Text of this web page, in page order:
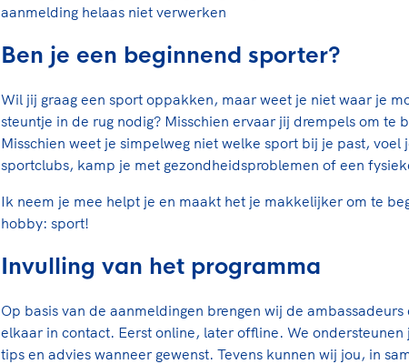
aanmelding helaas niet verwerken
Ben je een beginnend sporter?
Wil jij graag een sport oppakken, maar weet je niet waar je
steuntje in de rug nodig? Misschien ervaar jij drempels om te
Misschien weet je simpelweg niet welke sport bij je past, voel
sportclubs, kamp je met gezondheidsproblemen of een
Ik neem je mee helpt je en maakt het je makkelijker om te
hobby: sport!
Invulling van het programma
Op basis van de aanmeldingen brengen wij de
elkaar in contact. Eerst online, later offline. We ondersteunen
tips en advies wanneer gewenst. Tevens kunnen wij jou, in